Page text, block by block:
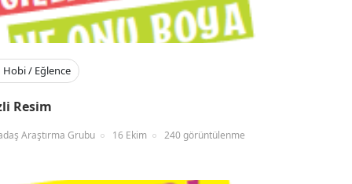
Hobi / Eğlence
Resim
Araştırma Grubu 16 Ekim 240 görüntülenme